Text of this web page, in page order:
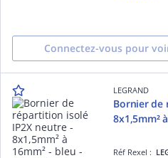
Connectez-vous pour
LEGRAND
Bornier de
8x1,5mm²
Réf Rexel :